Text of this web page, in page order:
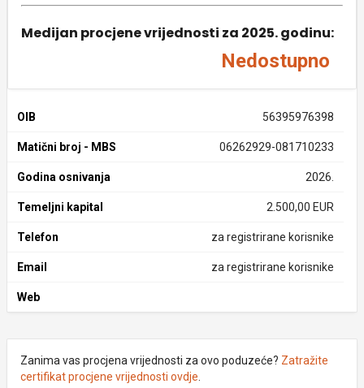
Medijan procjene vrijednosti za 2025. godinu:
Nedostupno
OIB 56395976398
Matični broj - MBS 06262929-081710233
Godina osnivanja 2026.
Temeljni kapital 2.500,00 EUR
Telefon za registrirane korisnike
Email za registrirane korisnike
Web
Zanima vas procjena vrijednosti za ovo poduzeće? Zatražite
certifikat procjene vrijednosti ovdje